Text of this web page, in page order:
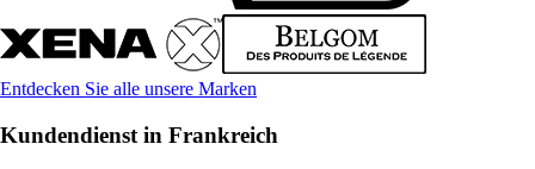
Entdecken Sie alle unsere Marken
Kundendienst in Frankreich